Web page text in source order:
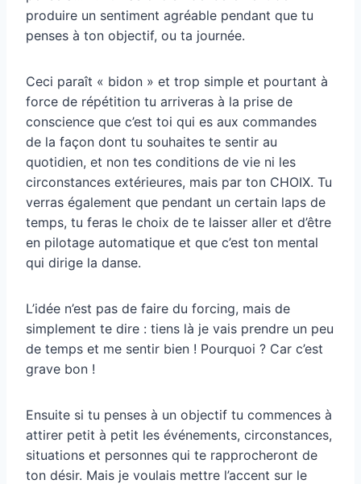
produire un sentiment agréable pendant que tu
penses à ton objectif, ou ta journée.
Ceci paraît « bidon » et trop simple et pourtant à
force de répétition tu arriveras à la prise de
conscience que c’est toi qui es aux commandes
de la façon dont tu souhaites te sentir au
quotidien, et non tes conditions de vie ni les
circonstances extérieures, mais par ton CHOIX. Tu
verras également que pendant un certain laps de
temps, tu feras le choix de te laisser aller et d’être
en pilotage automatique et que c’est ton mental
qui dirige la danse.
L’idée n’est pas de faire du forcing, mais de
simplement te dire : tiens là je vais prendre un peu
de temps et me sentir bien ! Pourquoi ? Car c’est
grave bon !
Ensuite si tu penses à un objectif tu commences à
attirer petit à petit les événements, circonstances,
situations et personnes qui te rapprocheront de
ton désir. Mais je voulais mettre l’accent sur le